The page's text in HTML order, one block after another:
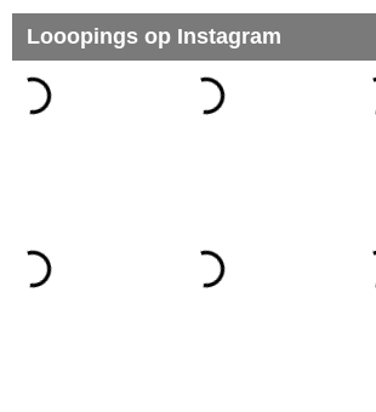
Looopings op Instagram